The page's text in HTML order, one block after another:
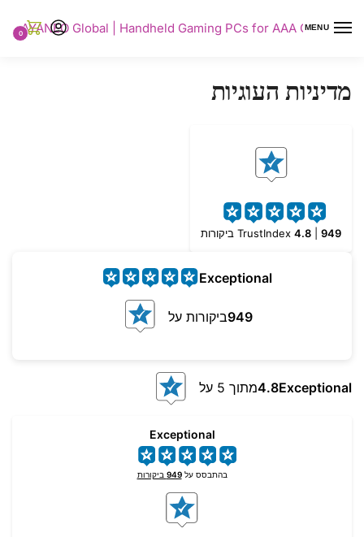
MENU
AYANEO Global | Handheld Gaming PCs for AAA Gaming
0
מדיניות העוגיות
TrustIndex 4.8 949 ביקורות
Exceptional
949ביקורות על
Exceptional
4.8מתוך 5 על
Exceptional
בהתבסס על949 ביקורות